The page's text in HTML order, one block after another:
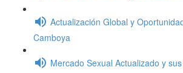
Actualización Global y
Camboya
Mercado Sexual Actualizado y